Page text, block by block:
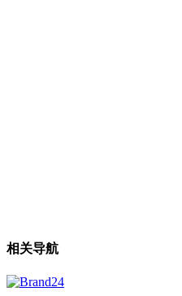
相关导航